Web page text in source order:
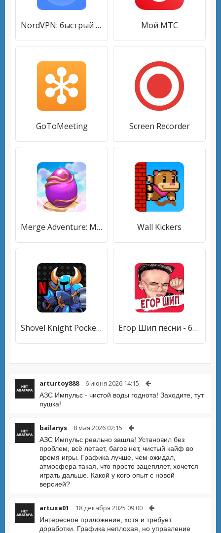
NordVPN: быстрый VPN-сервис без ограничений Мой МТС
GoToMeeting Screen Recorder
Merge Adventure: Magic Dragons Wall Kickers
Shovel Knight Pocket Dungeon Егор Шип песни - без интернета
arturtoy888 6 июня 2026 14:15
АЗС Импульс - чистой воды годнота! Заходите, тут
пушка!
bailanys 8 мая 2026 02:15
АЗС Импульс реально зашла! Установил без
проблем, всё летает, багов нет, чистый кайф во
время игры. Графика лучше, чем ожидал,
атмосфера такая, что просто зацепляет, хочется
играть дальше. Какой у кого опыт с новой
версией?
artuxa01 18 декабря 2025 09:00
Интересное приложение, хотя и требует
доработки. Графика неплохая, но управление